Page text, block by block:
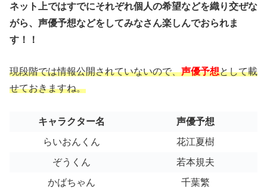
ネット上ではすでにそれぞれ個人の希望などを織り交ぜな
がら、声優予想などをしてみなさん楽しんでおられま
す！！
現段階では情報公開されていないので、声優予想として載
せておきますね。
キャラクター名
声優予想
らいおんくん
花江夏樹
ぞうくん
若本規夫
かばちゃん
千葉繁